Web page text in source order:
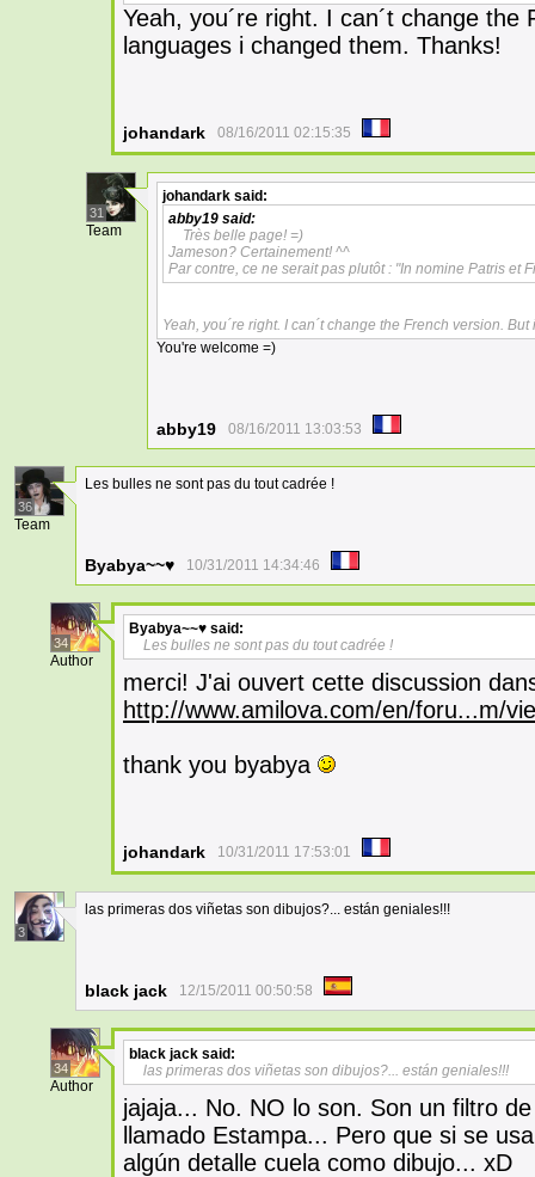
Yeah, you´re right. I can´t change
languages i changed them. Thanks!
johandark 08/16/2011 02:15:35
31
Team
johandark said:
abby19 said:
Très belle page! =)
Jameson? Certainement! ^^
Par contre, ce ne serait pas plutôt : "In nomine Patris et
Yeah, you´re right. I can´t change the French version.
You're welcome =)
abby19 08/16/2011 13:03:53
36
Team
Les bulles ne sont pas du tout cadrée !
Byabya~~♥ 10/31/2011 14:34:46
34
Author
Byabya~~♥ said:
Les bulles ne sont pas du tout cadrée !
merci! J'ai ouvert cette discussion
http://www.amilova.com/en/foru...m/
thank you byabya
johandark 10/31/2011 17:53:01
3
las primeras dos viñetas son dibujos?... están geniales!!!
black jack 12/15/2011 00:50:58
34
Author
black jack said:
las primeras dos viñetas son dibujos?... están geniales!!!
jajaja... No. NO lo son. Son un filtro
llamado Estampa... Pero que si se
algún detalle cuela como dibujo... xD